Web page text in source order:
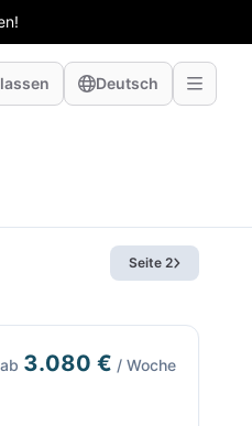
Deutsch
Seite 2
ab 3.080 € / Woche